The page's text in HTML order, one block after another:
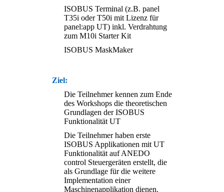
ISOBUS Terminal (z.B. panel
T35i oder T50i mit Lizenz für
panel:app UT) inkl. Verdrahtung
zum M10i Starter Kit
ISOBUS MaskMaker
Ziel:
Die Teilnehmer kennen zum Ende
des Workshops die theoretischen
Grundlagen der ISOBUS
Funktionalität UT
Die Teilnehmer haben erste
ISOBUS Applikationen mit UT
Funktionalität auf ANEDO
control Steuergeräten erstellt, die
als Grundlage für die weitere
Implementation einer
Maschinenapplikation dienen.